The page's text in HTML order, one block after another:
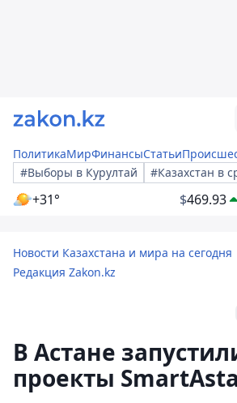
ПолитикаМирФинансыСтатьи
#Выборы в Курултай
#Казахстан в
+31° $469.93
Новости Казахстана и мира на сегодня
Редакция Zakon.kz
В Астане
проекты